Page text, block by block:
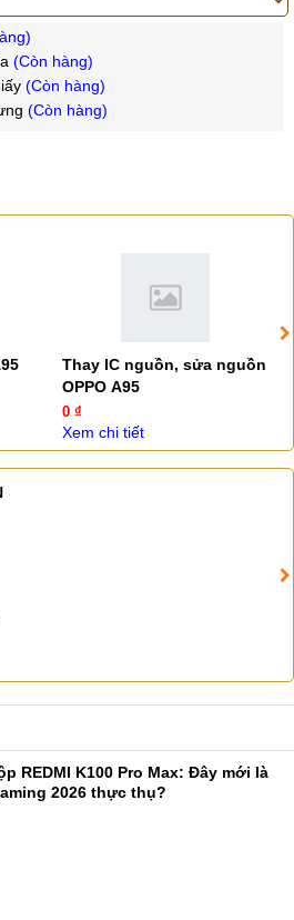
(Còn hàng)
(Còn hàng)
(Còn hàng)
Thay IC nguồn, sửa nguồn
OPPO A95
0 ₫
Xem chi tiết
REDMI K100 Pro Max: Đây mới là
2026 thực thụ?